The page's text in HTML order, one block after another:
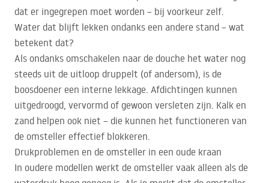
dat er ingegrepen moet worden – bij voorkeur zelf.
Water dat blijft lekken ondanks een andere stand – wat
betekent dat?
Als ondanks omschakelen naar de douche het water nog
steeds uit de uitloop druppelt (of andersom), is de
boosdoener een interne lekkage. Afdichtingen kunnen
uitgedroogd, vervormd of gewoon versleten zijn. Kalk en
zand helpen ook niet – die kunnen het functioneren van
de omsteller effectief blokkeren.
Drukproblemen en de omsteller in een oude kraan
In oudere modellen werkt de omsteller vaak alleen als de